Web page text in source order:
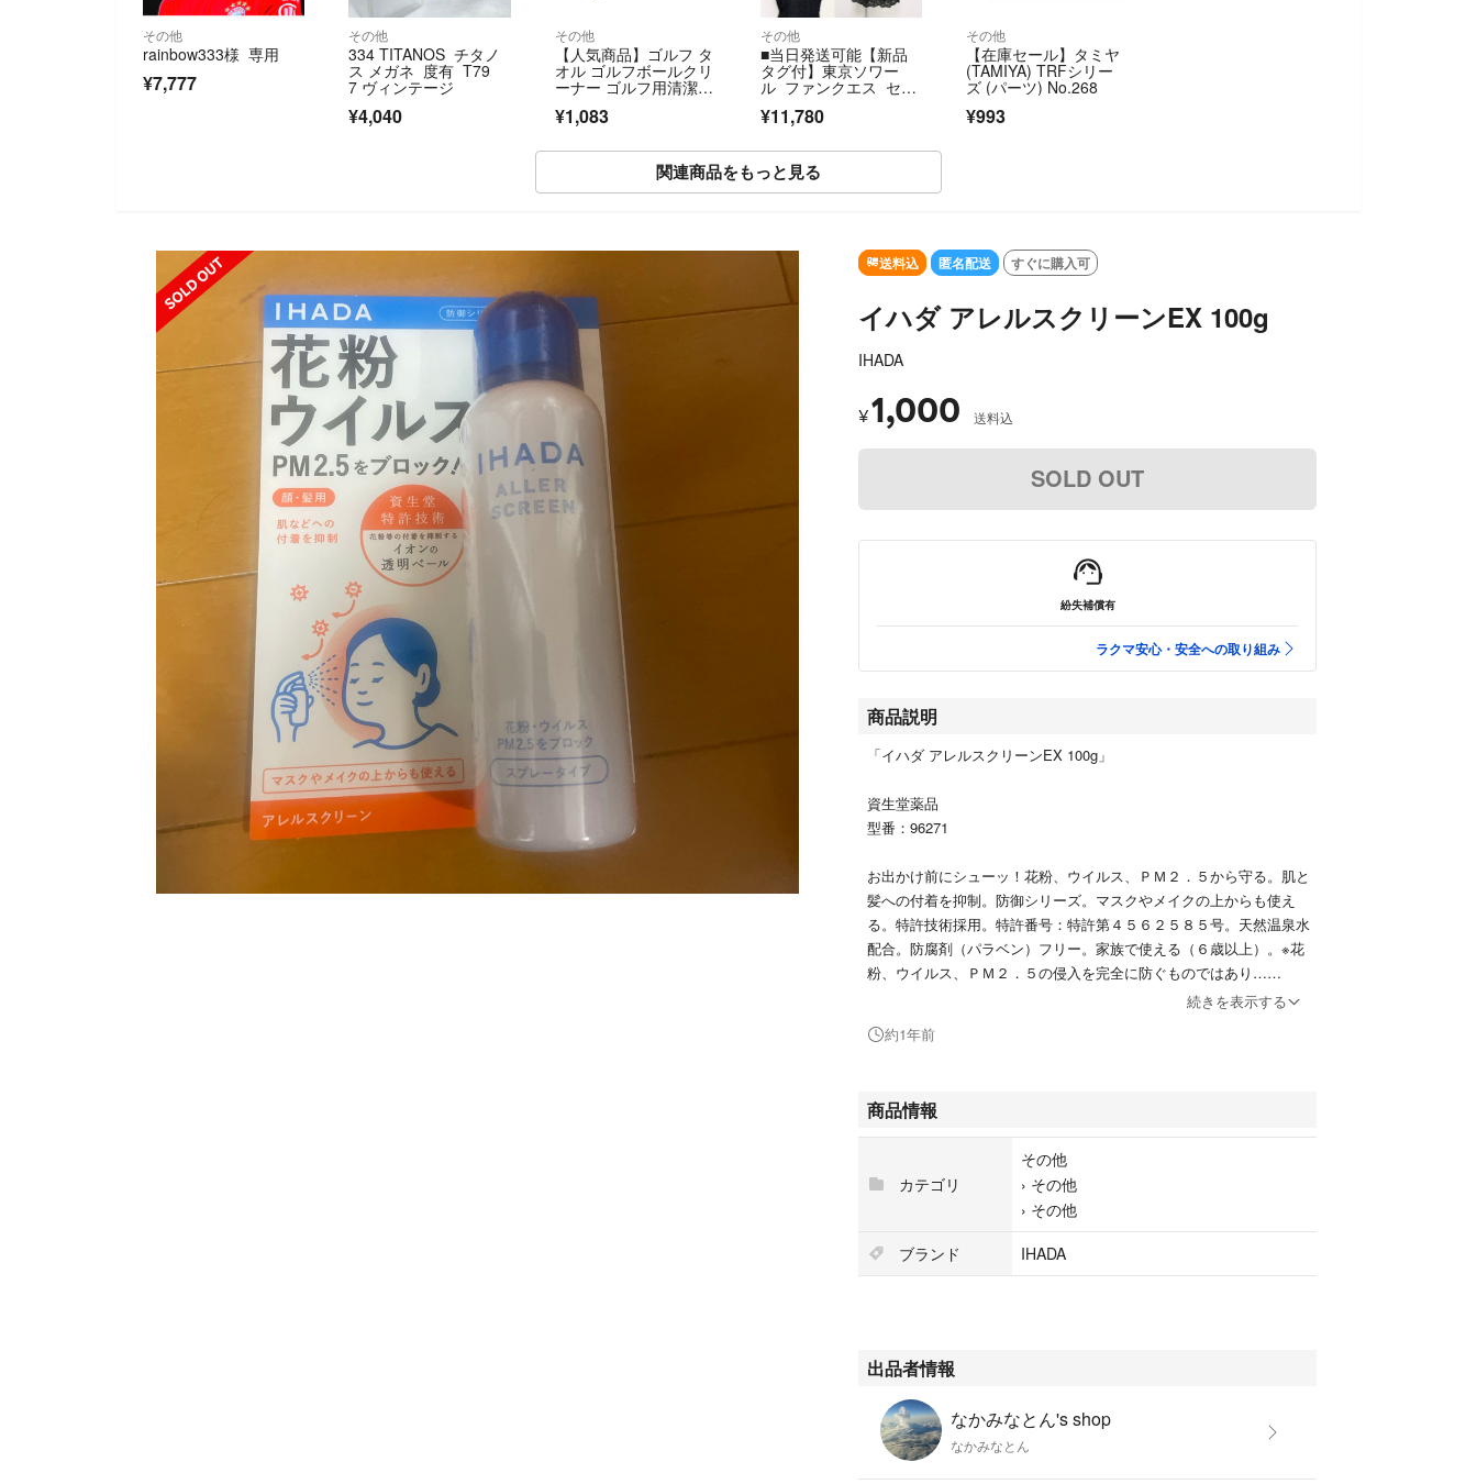
その他
rainbow333様 専用
¥7,777
その他
334 TITANOS チタノ
ス メガネ 度有 T79
7 ヴィンテージ
¥4,040
その他
【人気商品】ゴルフ タ
オル ゴルフボールクリ
ーナー ゴルフ用清潔
¥1,083
その他
■当日発送可能【新品
タグ付】東京ソワー
ル ファンクエス セレ
¥11,780
その他
【在庫セール】タミヤ
(TAMIYA) TRFシリー
ズ (パーツ) No.268
¥993
関連商品をもっと見る
送料込 匿名配送 すぐに購入可
イハダ アレルスクリーンEX 100g
IHADA
¥1,000 送料込
SOLD OUT
紛失補償有
ラクマ安心・安全への取り組み
商品説明
「イハダ アレルスクリーンEX 100g」
資生堂薬品
型番：96271
お出かけ前にシューッ！花粉、ウイルス、ＰＭ２．５から守る。肌と
髪への付着を抑制。防御シリーズ。マスクやメイクの上からも使え
る。特許技術採用。特許番号：特許第４５６２５８５号。天然温泉水
配合。防腐剤（パラベン）フリー。家族で使える（６歳以上）。※花
粉、ウイルス、ＰＭ２．５の侵入を完全に防ぐものではあり…
#96271
続きを表示する
約1年前
商品情報
カテゴリ
その他
› その他
› その他
ブランド
IHADA
出品者情報
なかみなとん's shop
なかみなとん